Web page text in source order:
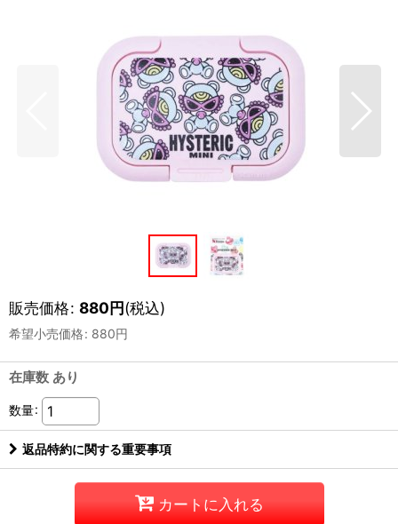
販売価格: 880円(税込)
希望小売価格: 880円
在庫数 あり
数量:
返品特約に関する重要事項
カートに入れる